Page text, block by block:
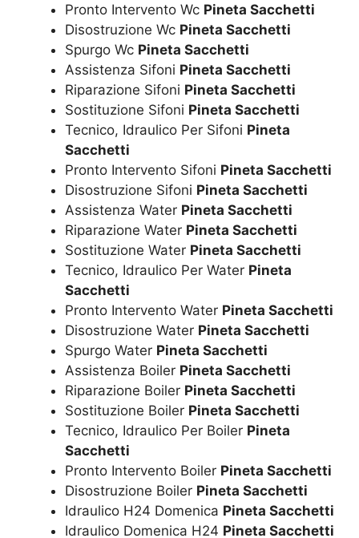
Pronto Intervento Wc Pineta Sacchetti
Disostruzione Wc Pineta Sacchetti
Spurgo Wc Pineta Sacchetti
Assistenza Sifoni Pineta Sacchetti
Riparazione Sifoni Pineta Sacchetti
Sostituzione Sifoni Pineta Sacchetti
Tecnico, Idraulico Per Sifoni Pineta
Sacchetti
Pronto Intervento Sifoni Pineta Sacchetti
Disostruzione Sifoni Pineta Sacchetti
Assistenza Water Pineta Sacchetti
Riparazione Water Pineta Sacchetti
Sostituzione Water Pineta Sacchetti
Tecnico, Idraulico Per Water Pineta
Sacchetti
Pronto Intervento Water Pineta Sacchetti
Disostruzione Water Pineta Sacchetti
Spurgo Water Pineta Sacchetti
Assistenza Boiler Pineta Sacchetti
Riparazione Boiler Pineta Sacchetti
Sostituzione Boiler Pineta Sacchetti
Tecnico, Idraulico Per Boiler Pineta
Sacchetti
Pronto Intervento Boiler Pineta Sacchetti
Disostruzione Boiler Pineta Sacchetti
Idraulico H24 Domenica Pineta Sacchetti
Idraulico Domenica H24 Pineta Sacchetti